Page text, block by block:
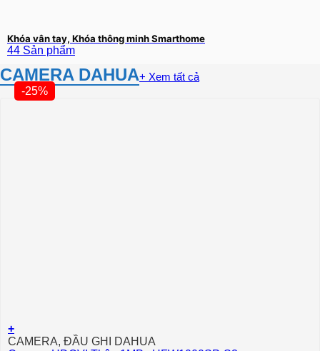
Khóa vân tay, Khóa thông minh Smarthome
44 Sản phẩm
CAMERA DAHUA+ Xem tất cả
-25%
+
CAMERA, ĐẦU GHI DAHUA